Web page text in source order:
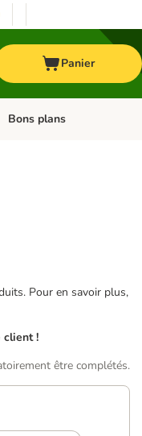
Panier
Dérouler les catégories: Top
Bons plans
Pour en savoir plus,
client !
être complétés.